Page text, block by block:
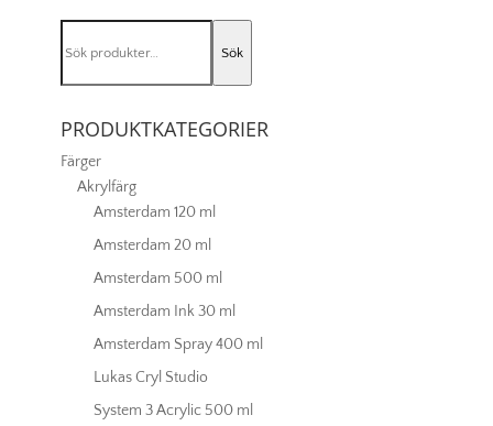
red
darkefter:
Sök
PRODUKTKATEGORIER
Färger
Akrylfärg
Amsterdam 120 ml
Amsterdam 20 ml
Amsterdam 500 ml
Amsterdam Ink 30 ml
Amsterdam Spray 400 ml
Lukas Cryl Studio
System 3 Acrylic 500 ml